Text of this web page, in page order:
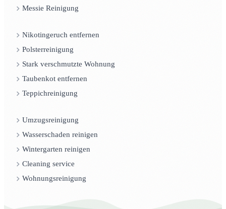
Messie Reinigung
Nikotingeruch entfernen
Polsterreinigung
Stark verschmutzte Wohnung
Taubenkot entfernen
Teppichreinigung
Umzugsreinigung
Wasserschaden reinigen
Wintergarten reinigen
Cleaning service
Wohnungsreinigung